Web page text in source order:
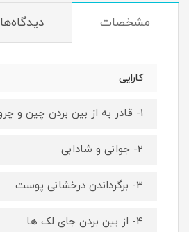
مشخصات دیدگاه‌ها
کارایی
1- قادر به از بین بردن چین و چروک
2- جوانی و شادابی
3- برگرداندن درخشانی پوست
4- از بین بردن جای لک ها